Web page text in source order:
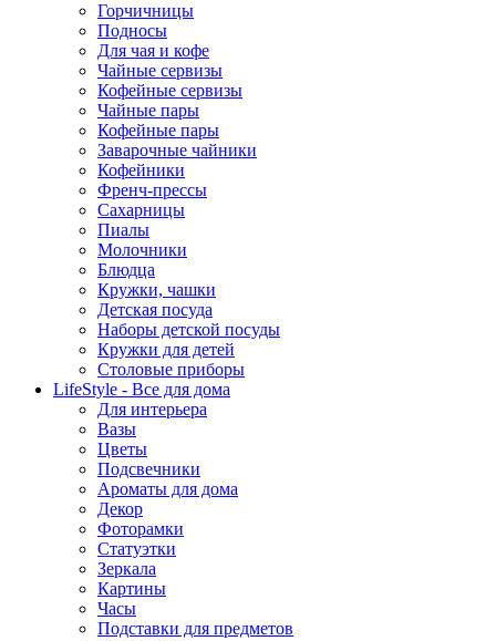
Горчичницы
Подносы
Для чая и кофе
Чайные сервизы
Кофейные сервизы
Чайные пары
Кофейные пары
Заварочные чайники
Кофейники
Френч-прессы
Сахарницы
Пиалы
Молочники
Блюдца
Кружки, чашки
Детская посуда
Наборы детской посуды
Кружки для детей
Столовые приборы
LifeStyle - Все для дома
Для интерьера
Вазы
Цветы
Подсвечники
Ароматы для дома
Декор
Фоторамки
Статуэтки
Зеркала
Картины
Часы
Подставки для предметов